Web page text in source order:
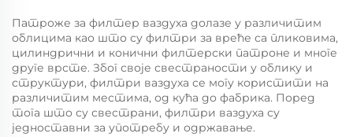
Патроже за филтер ваздуха долазе у различитим
облицима као што су филтри за вреће са пликовима,
цилиндрични и конични филтерски патроне и многе
друге врсте. Због своје свестраности у облику и
структури, филтри ваздуха се могу користити на
различитим местима, од кућа до фабрика. Поред
тога што су свестрани, филтри ваздуха су
једноставни за употребу и одржавање.